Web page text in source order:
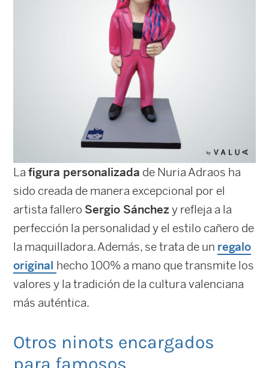
Lafigura personalizada de Nuria Adraos ha
sido creada de manera excepcional por el
artista fallero Sergio Sánchezy refleja a la
perfección la personalidad y el estilo cañero de
la maquilladora. Además, se trata de un regalo
original hecho 100% a mano que transmite los
valores y la tradición de la cultura valenciana
más auténtica.
Otros ninots encargados